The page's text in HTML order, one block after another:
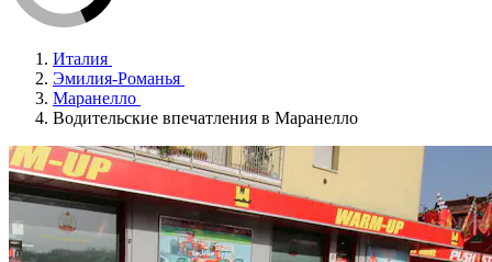
Италия
Эмилия-Романья
Маранелло
Водительские впечатления в Маранелло